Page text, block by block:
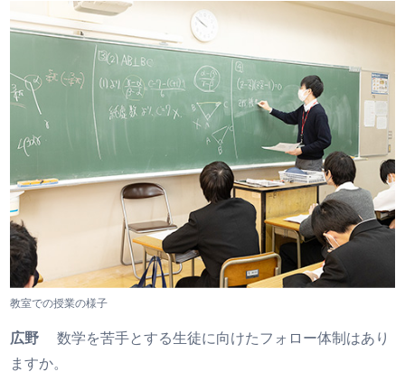
教室での授業の様子
広野
数学を苦手とする生徒に向けたフォロー体制はあり
ますか。